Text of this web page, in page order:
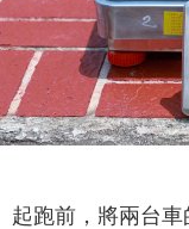
起跑前，將兩台